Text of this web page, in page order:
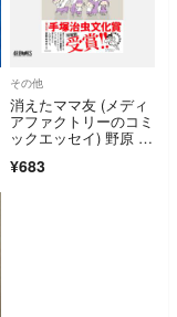
その他
消えたママ友 (メディ
アファクトリーのコミ
ックエッセイ) 野原 広
¥683